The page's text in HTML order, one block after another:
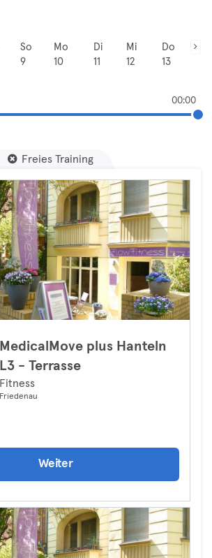
So
9
Mo
10
Di
11
Mi
12
Do
13
00:00
Freies Training
MedicalMove plus Hanteln
L3 - Terrasse
Fitness
Friedenau
Weiter